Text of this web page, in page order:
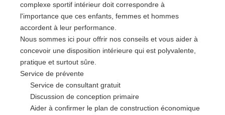
complexe sportif intérieur doit correspondre à
l'importance que ces enfants, femmes et hommes
accordent à leur performance.
Nous sommes ici pour offrir nos conseils et vous aider à
concevoir une disposition intérieure qui est polyvalente,
pratique et surtout sûre.
Service de prévente
Service de consultant gratuit
Discussion de conception primaire
Aider à confirmer le plan de construction économique